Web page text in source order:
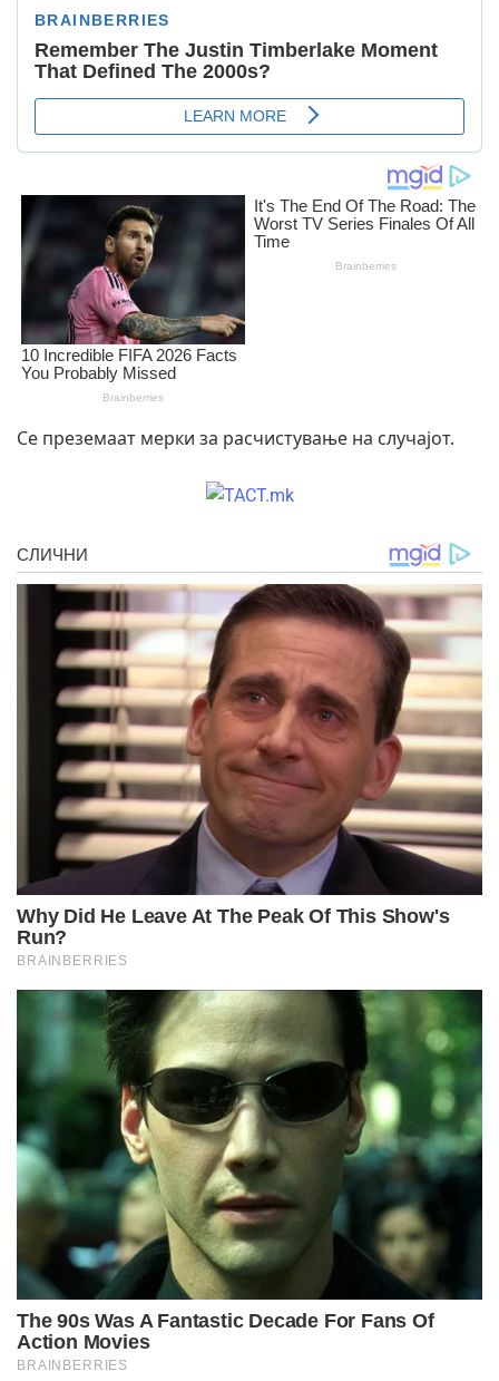
Се преземаат мерки за расчистување на случајот.